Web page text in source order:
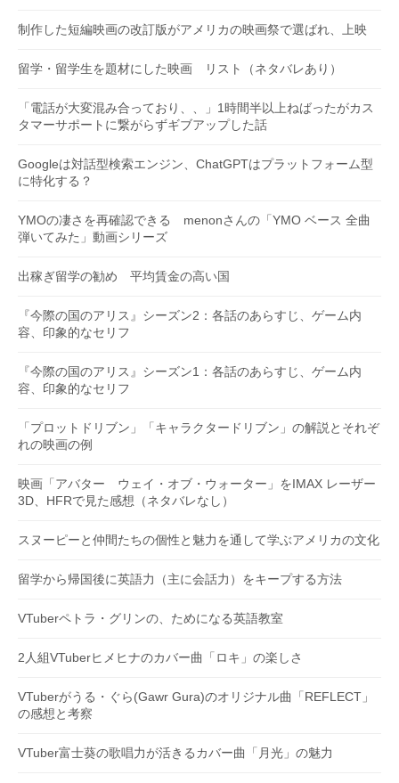
制作した短編映画の改訂版がアメリカの映画祭で選ばれ、上映
留学・留学生を題材にした映画 リスト（ネタバレあり）
「電話が大変混み合っており、、」1時間半以上ねばったがカス
タマーサポートに繋がらずギブアップした話
Googleは対話型検索エンジン、ChatGPTはプラットフォーム型
に特化する？
YMOの凄さを再確認できる menonさんの「YMO ベース 全曲
弾いてみた」動画シリーズ
出稼ぎ留学の勧め 平均賃金の高い国
『今際の国のアリス』シーズン2：各話のあらすじ、ゲーム内
容、印象的なセリフ
『今際の国のアリス』シーズン1：各話のあらすじ、ゲーム内
容、印象的なセリフ
「プロットドリブン」「キャラクタードリブン」の解説とそれぞ
れの映画の例
映画「アバター ウェイ・オブ・ウォーター」をIMAX レーザー
3D、HFRで見た感想（ネタバレなし）
スヌーピーと仲間たちの個性と魅力を通して学ぶアメリカの文化
留学から帰国後に英語力（主に会話力）をキープする方法
VTuberペトラ・グリンの、ためになる英語教室
2人組VTuberヒメヒナのカバー曲「ロキ」の楽しさ
VTuberがうる・ぐら(Gawr Gura)のオリジナル曲「REFLECT」
の感想と考察
VTuber富士葵の歌唱力が活きるカバー曲「月光」の魅力